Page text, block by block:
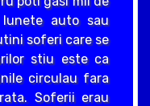
auto sau
soferi care se
stiu este ca
circulau fara
Soferii erau